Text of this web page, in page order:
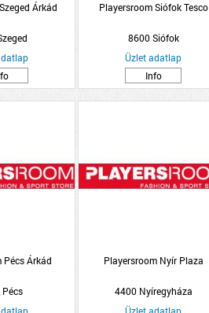
Árkád Playersroom Siófok Tesco
8600 Siófok
Üzlet adatlap
Info
Pécs Árkád Playersroom Nyír Plaza
4400 Nyíregyháza